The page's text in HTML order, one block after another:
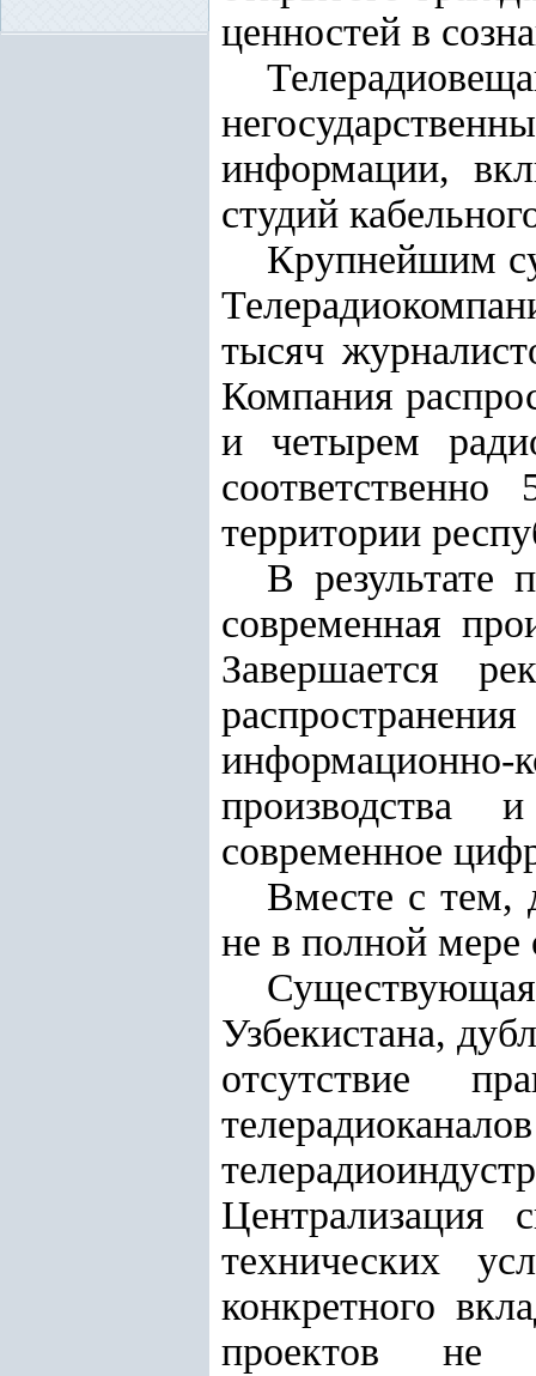
ценностей в
информации,
студий
Крупнейшим
тысяч
Компания
и четырем
территории
В результате
современная
Завершается
производства
современное
Вместе с тем,
не в полной мере
Узбекистана,
отсутствие
Централизация
технических
конкретного
проектов не